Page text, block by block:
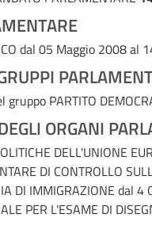
dal 05 Maggio 2008 al
gruppo PARTITO
ORGANI
DELL'UNIONE
DI CONTROLLO
DI IMMIGRAZIONE dal 4
PER L'ESAME DI